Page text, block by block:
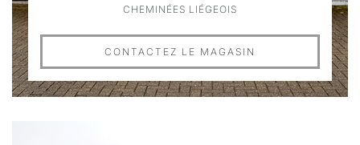
CHEMINÉES LIÉGEOIS
CONTACTEZ LE MAGASIN